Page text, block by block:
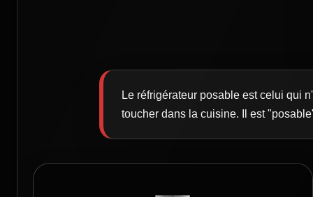
Le réfrigérateur posable est celui qui
toucher dans la cuisine. Il est